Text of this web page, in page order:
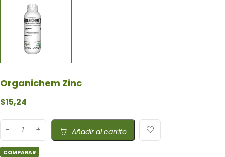
Organichem Zinc
$15,24
Añadir al carrito
COMPARAR